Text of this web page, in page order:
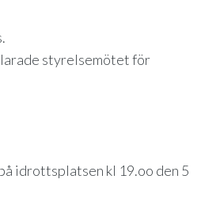
styrelsemötet för
idrottsplatsen kl 19.oo den 5